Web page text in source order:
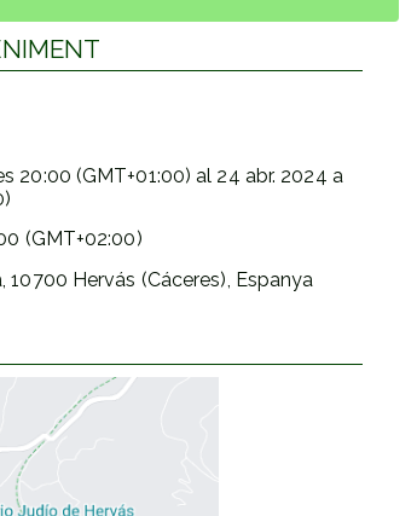
20:00 (GMT+01:00) al 24 abr. 2024 a
(GMT+02:00)
10700 Hervás (Cáceres), Espanya